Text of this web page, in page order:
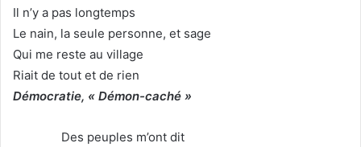
Il n’y a pas longtemps
Le nain, la seule personne, et sage
Qui me reste au village
Riait de tout et de rien
Démocratie, « Démon-caché »
Des peuples m’ont dit